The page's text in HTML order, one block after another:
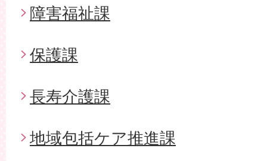
障害福祉課
保護課
長寿介護課
地域包括ケア推進課